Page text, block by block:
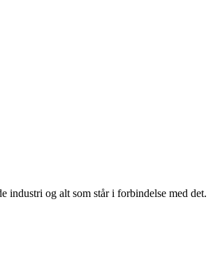
industri og alt som står i forbindelse med det.